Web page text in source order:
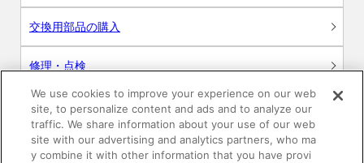
交換用部品の購入
修理・点検
お問い合わせ
ログイン
We use cookies to improve your experience on our web
site, to personalize content and ads and to analyze our
traffic. We share information about your use of our web
site with our advertising and analytics partners, who ma
y combine it with other information that you have provi